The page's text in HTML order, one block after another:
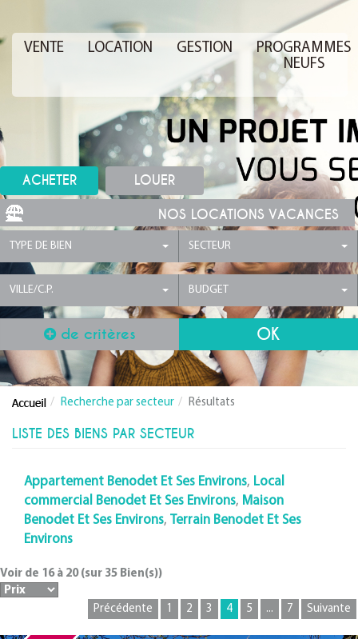
VENTE LOCATION GESTION
PROGRAMMES
NEUFS
ACHETER LOUER
NOS LOCATIONS VACANCES
TYPE DE BIEN SECTEUR
VILLE/C.P. BUDGET
de critères
Recherche par secteur Résultats
LISTE DES BIENS PAR SECTEUR
Appartement Benodet Et Ses Environs, Local
commercial Benodet Et Ses Environs, Maison
Benodet Et Ses Environs, Terrain Benodet Et Ses
Environs
Voir de 16à 20(sur 35 Bien(s))
Précédente 1 2 3 4 5 ... 7 Suivante